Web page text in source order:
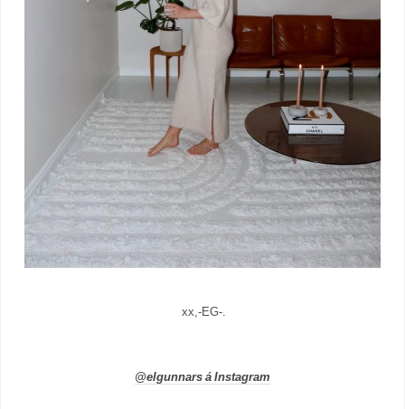
xx,-EG-.
@elgunnars á Instagram